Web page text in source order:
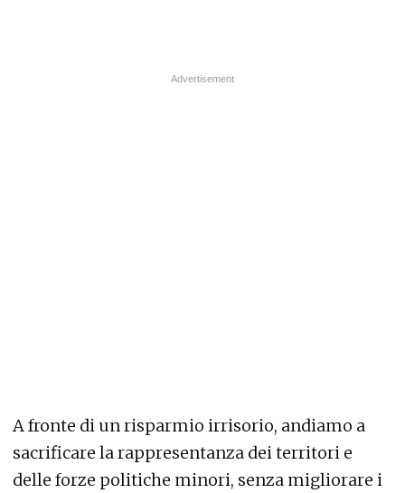
A fronte di un risparmio irrisorio, andiamo a
sacrificare la rappresentanza dei territori e
delle forze politiche minori, senza migliorare i